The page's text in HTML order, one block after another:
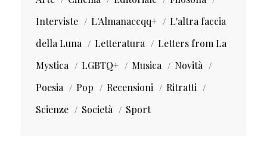
Interviste
L'Almanaccqq+
L'altra faccia
della Luna
Letteratura
Letters from La
Mystica
LGBTQ+ Musica
Novità
Poesia
Pop Recensioni
Ritratti
Scienze
Società Sport